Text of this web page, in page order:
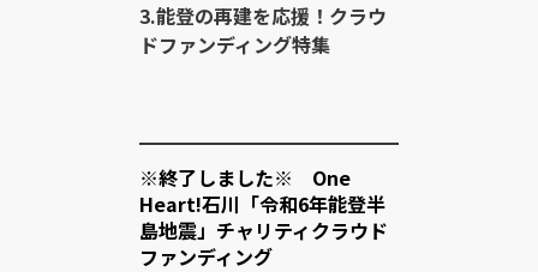
3.能登の再建を応援！クラウ
ドファンディング特集
※終了しました※ One
Heart!石川「令和6年能登半
島地震」チャリティクラウド
ファンディング